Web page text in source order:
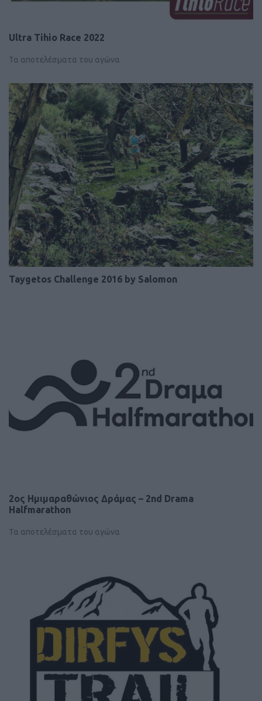
Ultra Tihio Race 2022
Τα αποτελέσματα του αγώνα
Taygetos Challenge 2016 by Salomon
2ος Ημιμαραθώνιος Δράμας – 2nd Drama
Halfmarathon
Τα αποτελέσματα του αγώνα